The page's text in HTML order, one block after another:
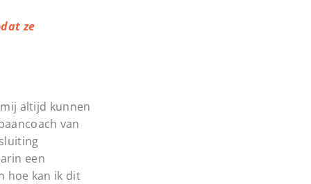
ze
altijd kunnen
van
een
hoe kan ik dit